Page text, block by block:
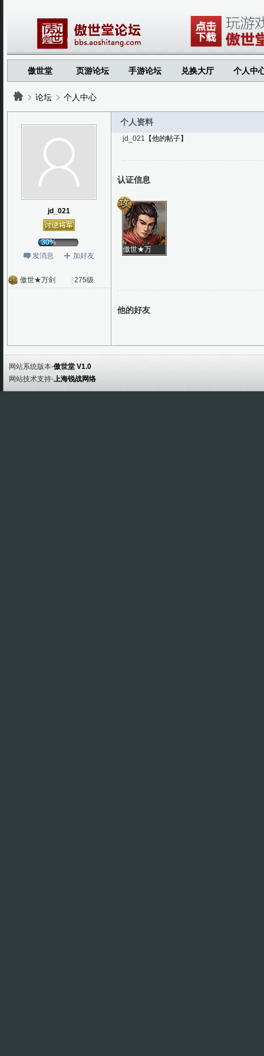
傲世堂 页游论坛 手游论坛 兑换大厅 个人中
论坛 个人中心
jd_021
30%
发消息
加好友
傲世★万剑 275级
个人资料
jd_021 【他的帖子】
认证信息
傲世★万
他的好友
网站系统版本-傲世堂 V1.0
网站技术支持-上海锐战网络